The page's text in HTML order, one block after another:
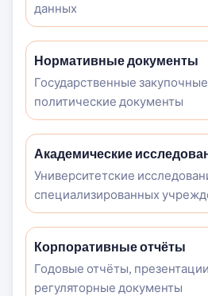
данных
Нормативные документы
Государственные
политические документы
Академические
Университетские
специализированных
Корпоративные отчёты
Годовые отчёты,
регуляторные документы